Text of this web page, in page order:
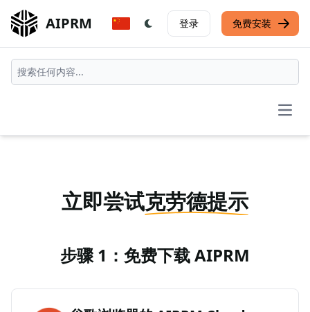
AIPRM 登录 免费安装
立即尝试克劳德提示
步骤 1：免费下载 AIPRM